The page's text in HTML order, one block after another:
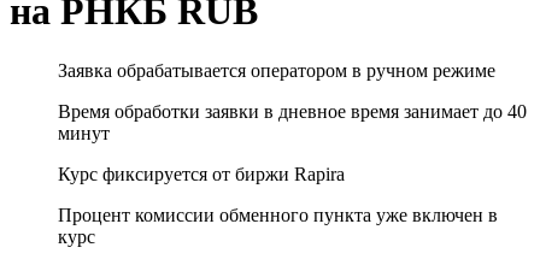
на РНКБ RUB
Заявка обрабатывается оператором в ручном режиме
Время обработки заявки в дневное время занимает до 40
минут
Курс фиксируется от биржи Rapira
Процент комиссии обменного пункта уже включен в
курс